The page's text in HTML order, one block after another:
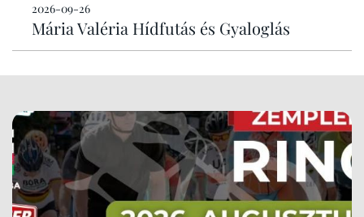
2026-09-26
Mária Valéria Hídfutás és Gyaloglás